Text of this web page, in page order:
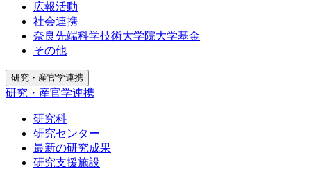
広報活動
社会連携
奈良先端科学技術大学院大学基金
その他
研究・産官学連携
研究・産官学連携
研究科
研究センター
最新の研究成果
研究支援施設